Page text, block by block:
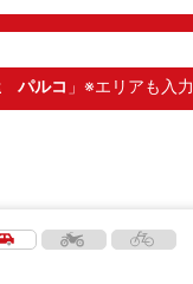
パルコ 」※エリアも入力